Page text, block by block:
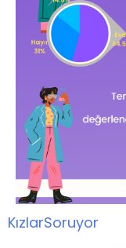
KızlarSoruyor